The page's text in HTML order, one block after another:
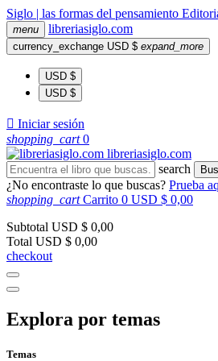
Siglo | las formas del pensamiento
menu libreriasiglo.com
currency_exchange USD $ expand_more
USD $
USD $
 Iniciar sesión
shopping_cart 0
libreriasiglo.com
search
¿No encontraste lo que buscas? Prueba
shopping_cart Carrito 0 USD $ 0,00
Subtotal USD $ 0,00
Total USD $ 0,00
checkout
Explora por temas
Temas